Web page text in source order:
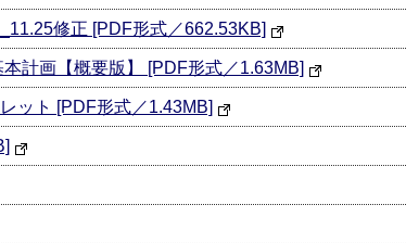
修正 [PDF形式／662.53KB]
計画【概要版】 [PDF形式／1.63MB]
ット [PDF形式／1.43MB]